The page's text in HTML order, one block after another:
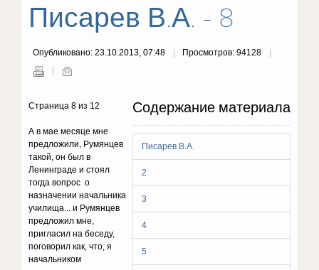
Писарев В.А. - 8
Опубликовано: 23.10.2013, 07:48 Просмотров: 94128
Содержание материала
Писарев В.А.
2
3
4
5
Страница 8 из 12
А в мае месяце мне
предложили, Румянцев
такой, он был в
Ленинграде и стоял
тогда вопрос о
назначении начальника
училища... и Румянцев
предложил мне,
пригласил на беседу,
поговорил как, что, я
начальником